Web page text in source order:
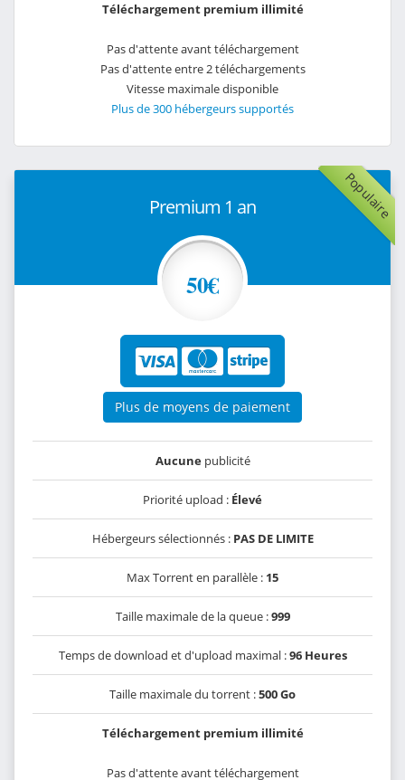
Téléchargement premium illimité
Pas d'attente avant téléchargement
Pas d'attente entre 2 téléchargements
Vitesse maximale disponible
Plus de 300 hébergeurs supportés
Populaire
Premium 1 an
50€
Plus de moyens de paiement
Aucunepublicité
Priorité upload : Élevé
Hébergeurs sélectionnés : PAS DE LIMITE
Max Torrent en parallèle : 15
Taille maximale de la queue :999
Temps de download et d'upload maximal :96 Heures
Taille maximale du torrent :500 Go
Téléchargement premium illimité
Pas d'attente avant téléchargement